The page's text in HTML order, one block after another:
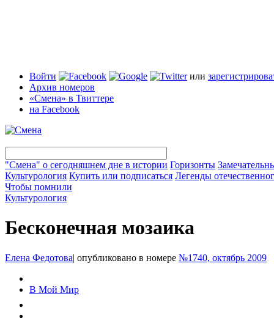
Войти или
Архив номеров
«Смена» в Твиттере
на Facebook
"Смена" о сегодняшнем дне в истории Горизонты
Культурология Купить или подписаться Легенды
Чтобы помнили
Культурология
Бесконечная мозаика
Елена Федотова| опубликовано в номере №1740, октябрь 2009
В Мой Мир